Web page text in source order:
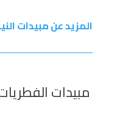
المزيد عن مبيدات
مبيدات